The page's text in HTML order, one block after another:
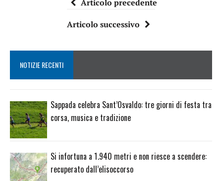
Articolo precedente
Articolo successivo
NOTIZIE RECENTI
Sappada celebra Sant’Osvaldo: tre giorni di festa tra
corsa, musica e tradizione
Si infortuna a 1.940 metri e non riesce a scendere:
recuperato dall’elisoccorso